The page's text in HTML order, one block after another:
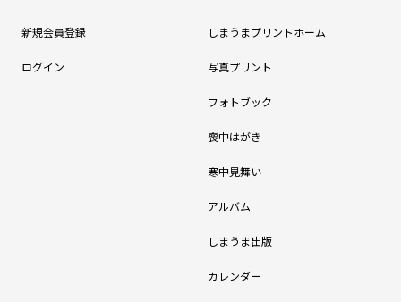
新規会員登録
ログイン
しまうまプリントホーム
写真プリント
フォトブック
喪中はがき
寒中見舞い
アルバム
しまうま出版
カレンダー